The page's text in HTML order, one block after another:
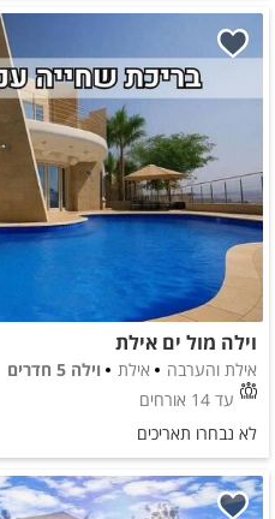
וילה מול ים אילת
אילת והערבה אילת
וילה 5 חדרים
עד 14 אורחים
לא נבחרו תאריכים